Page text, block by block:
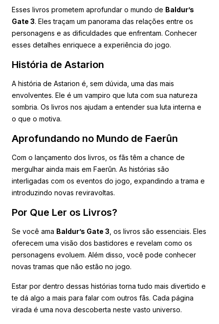
Esses livros prometem aprofundar o mundo de Baldur’s
Gate 3. Eles traçam um panorama das relações entre os
personagens e as dificuldades que enfrentam. Conhecer
esses detalhes enriquece a experiência do jogo.
História de Astarion
A história de Astarion é, sem dúvida, uma das mais
envolventes. Ele é um vampiro que luta com sua natureza
sombria. Os livros nos ajudam a entender sua luta interna e
o que o motiva.
Aprofundando no Mundo de Faerûn
Com o lançamento dos livros, os fãs têm a chance de
mergulhar ainda mais em Faerûn. As histórias são
interligadas com os eventos do jogo, expandindo a trama e
introduzindo novas reviravoltas.
Por Que Ler os Livros?
Se você ama Baldur’s Gate 3 , os livros são essenciais. Eles
oferecem uma visão dos bastidores e revelam como os
personagens evoluem. Além disso, você pode conhecer
novas tramas que não estão no jogo.
Estar por dentro dessas histórias torna tudo mais divertido e
te dá algo a mais para falar com outros fãs. Cada página
virada é uma nova descoberta neste vasto universo.